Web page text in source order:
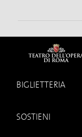
BIGLIETTERIA
SOSTIENI
© 2026Teatro dell'Opera